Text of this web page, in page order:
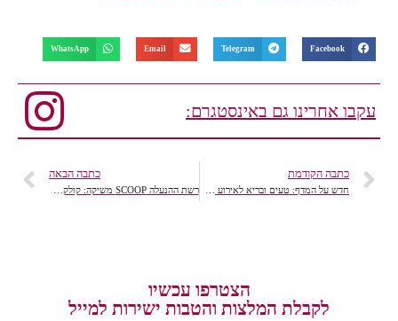
Facebook
Telegram
Email
WhatsApp
עקבו אחרינו גם באינסטגרם:
כתבה הקודמת
חדש על המדף: טעים ובריא לאירוע חברתי
כתבה הבאה
רשת ההנעלה SCOOP משיקה: קולקציית אביב קיץ 2015
הצטרפו עכשיו
לקבלת המלצות והטבות ישירות למייל